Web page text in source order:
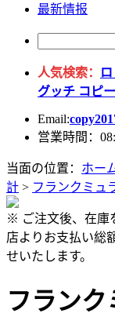
最新情报
人気検索：
グッチ コピー
Email:
営業時間：
当面の位置： ホー
計 > フランクミュ
※ ご注文後、在庫
店よりお支払い総
せいたします。
フラン